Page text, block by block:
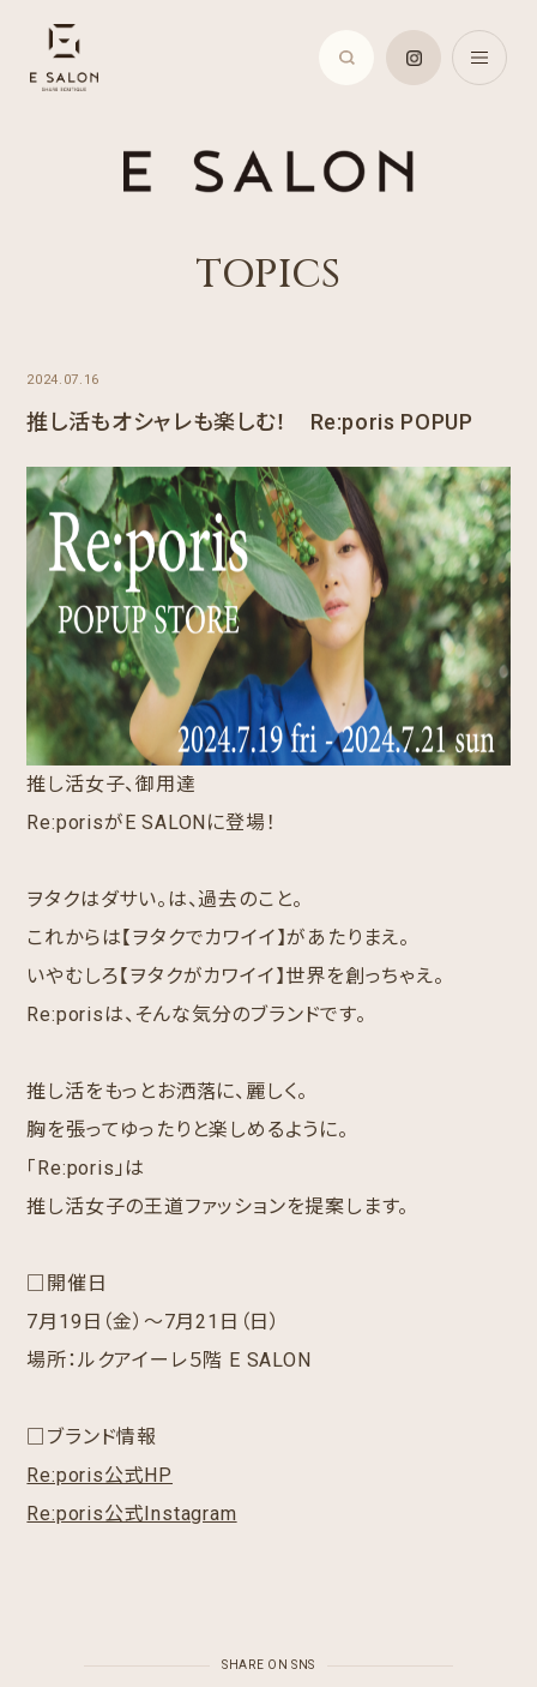
TOPICS
2024.07.16
推し活もオシャレも楽しむ！ Re:poris POPUP
推し活女子、御用達
Re:porisがE SALONに登場！
ヲタクはダサい。は、過去のこと。
これからは【ヲタクでカワイイ】があたりまえ。
いやむしろ【ヲタクがカワイイ】世界を創っちゃえ。
Re:porisは、そんな気分のブランドです。
推し活をもっとお洒落に、麗しく。
胸を張ってゆったりと楽しめるように。
「Re:poris」は
推し活女子の王道ファッションを提案します。
□開催日
7月19日（金）～7月21日（日）
場所：ルクアイーレ５階 E SALON
□ブランド情報
Re:poris公式HP
Re:poris公式Instagram
SHARE ON SNS